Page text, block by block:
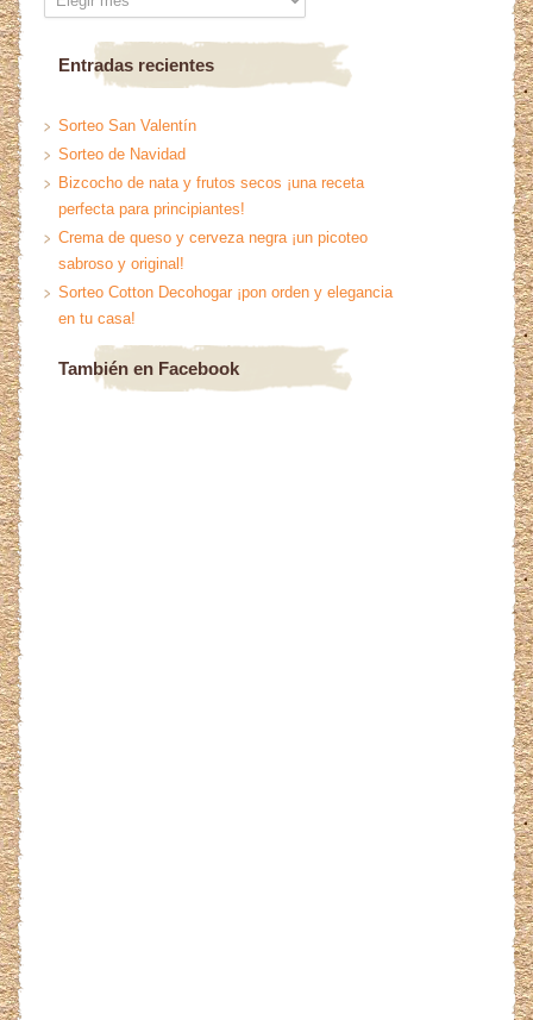
Entradas recientes
Sorteo San Valentín
Sorteo de Navidad
Bizcocho de nata y frutos secos ¡una receta
perfecta para principiantes!
Crema de queso y cerveza negra ¡un picoteo
sabroso y original!
Sorteo Cotton Decohogar ¡pon orden y elegancia
en tu casa!
También en Facebook